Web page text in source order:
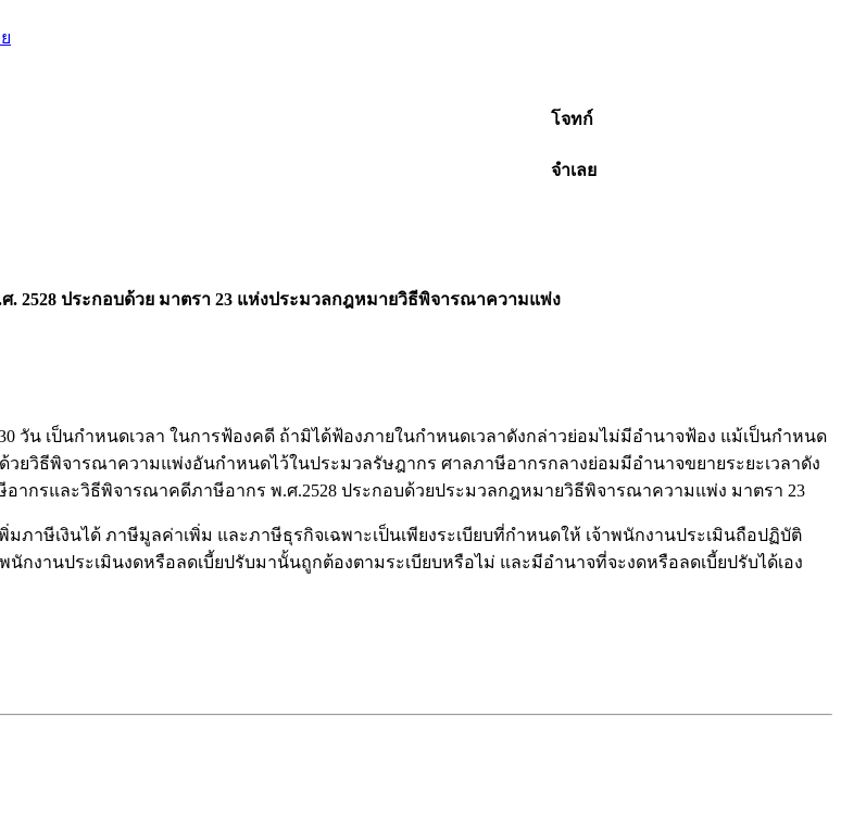
โจทก์
จำเลย
ประกอบด้วย มาตรา 23 แห่งประมวลกฎหมายวิธีพิจารณาความแพ่ง
เป็นกำหนดเวลา ในการฟ้องคดี ถ้ามิได้ฟ้องภายในกำหนดเวลาดังกล่าวย่อมไม่มีอำนาจฟ้อง แม้เป็นกำหนด
วยวิธีพิจารณาความแพ่งอันกำหนดไว้ในประมวลรัษฎากร ศาลภาษีอากรกลางย่อมมีอำนาจขยายระยะเวลาดัง
กรและวิธีพิจารณาคดีภาษีอากร พ.ศ.2528 ประกอบด้วยประมวลกฎหมายวิธีพิจารณาความแพ่ง มาตรา 23
ภาษีเงินได้ ภาษีมูลค่าเพิ่ม และภาษีธุรกิจเฉพาะเป็นเพียงระเบียบที่กำหนดให้ เจ้าพนักงานประเมินถือปฏิบัติ
งานประเมินงดหรือลดเบี้ยปรับมานั้นถูกต้องตามระเบียบหรือไม่ และมีอำนาจที่จะงดหรือลดเบี้ยปรับได้เอง